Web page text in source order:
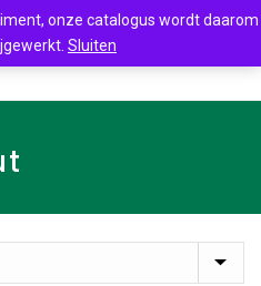
onze catalogus wordt daarom
Sluiten